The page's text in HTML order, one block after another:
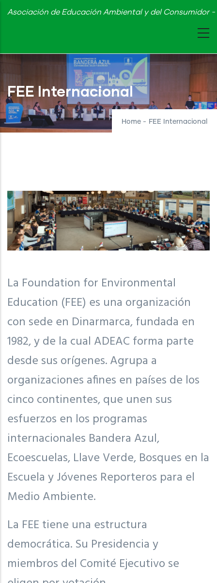
Skip
content
Asociación de Educación Ambiental y del Consumidor
FEE Internacional
Home - FEE Internacional
La Foundation for Environmental
Education (FEE) es una organización
con sede en Dinarmarca, fundada en
1982, y de la cual ADEAC forma parte
desde sus orígenes. Agrupa a
organizaciones afines en países de los
cinco continentes, que unen sus
esfuerzos en los programas
internacionales Bandera Azul,
Ecoescuelas, Llave Verde, Bosques en la
Escuela y Jóvenes Reporteros para el
Medio Ambiente.
La FEE tiene una estructura
democrática. Su Presidencia y
miembros del Comité Ejecutivo se